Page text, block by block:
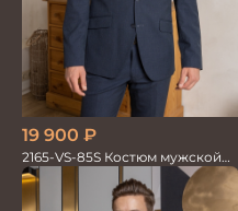
19 900 ₽
2165-VS-85S Костюм мужской
двойка